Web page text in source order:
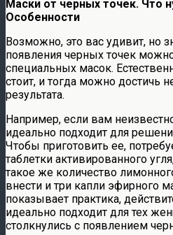
Маски от черных точек. Что
Особенности
Возможно, это вас удивит, но
появления черных точек
специальных масок.
стоит, и тогда можно достичь
результата.
Например, если вам
идеально подходит для
Чтобы приготовить ее,
таблетки активированного
такое же количество
внести и три капли эфирного
показывает практика,
идеально подходит для тех
столкнулись с появлением